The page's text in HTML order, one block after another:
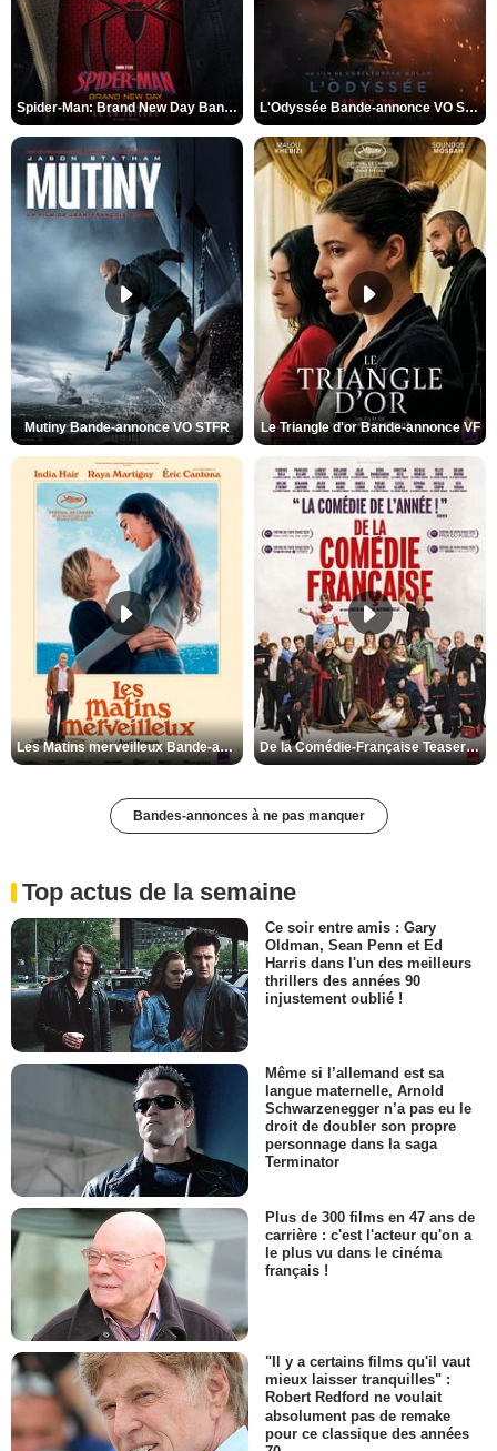
Spider-Man: Brand New Day Bande-annonce VO STFR L'Odyssée Bande-annonce VO STFR
Mutiny Bande-annonce VO STFR Le Triangle d'or Bande-annonce VF
Les Matins merveilleux Bande-annonce VF De la Comédie-Française Teaser VF
Bandes-annonces à ne pas manquer
Top actus de la semaine
Ce soir entre amis : Gary
Oldman, Sean Penn et Ed
Harris dans l'un des meilleurs
thrillers des années 90
injustement oublié !
Même si l’allemand est sa
langue maternelle, Arnold
Schwarzenegger n’a pas eu le
droit de doubler son propre
personnage dans la saga
Terminator
Plus de 300 films en 47 ans de
carrière : c'est l'acteur qu'on a
le plus vu dans le cinéma
français !
"Il y a certains films qu'il vaut
mieux laisser tranquilles" :
Robert Redford ne voulait
absolument pas de remake
pour ce classique des années